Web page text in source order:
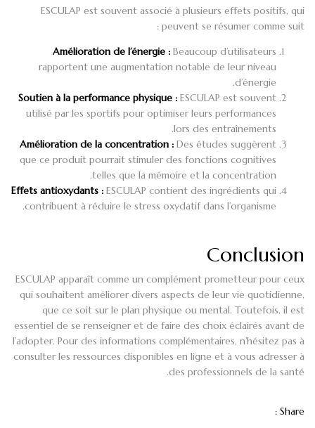
ESCULAP est souvent associé à plusieurs effets positifs, qui
peuvent se résumer comme suit :
Amélioration de l’énergie : Beaucoup d’utilisateurs
rapportent une augmentation notable de leur niveau
d’énergie.
Soutien à la performance physique : ESCULAP est souvent
utilisé par les sportifs pour optimiser leurs performances
lors des entraînements.
Amélioration de la concentration : Des études suggèrent
que ce produit pourrait stimuler des fonctions cognitives
telles que la mémoire et la concentration.
Effets antioxydants : ESCULAP contient des ingrédients qui
contribuent à réduire le stress oxydatif dans l’organisme.
Conclusion
ESCULAP apparaît comme un complément prometteur pour ceux
qui souhaitent améliorer divers aspects de leur vie quotidienne,
que ce soit sur le plan physique ou mental. Toutefois, il est
essentiel de se renseigner et de faire des choix éclairés avant de
l’adopter. Pour des informations complémentaires, n’hésitez pas à
consulter les ressources disponibles en ligne et à vous adresser à
des professionnels de la santé.
Share :